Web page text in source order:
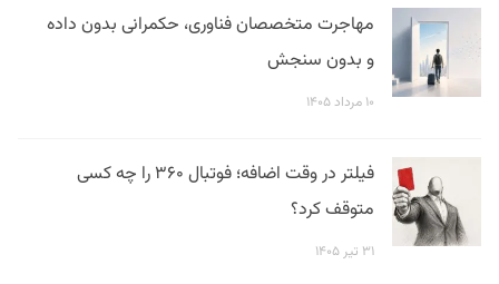
مهاجرت متخصصان فناوری، حکمرانی بدون داده
و بدون سنجش
۱۰ مرداد ۱۴۰۵
فیلتر در وقت اضافه؛ فوتبال ۳۶۰ را چه کسی
متوقف کرد؟
۳۱ تیر ۱۴۰۵